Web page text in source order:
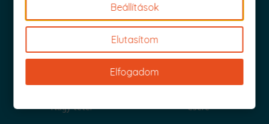
Iratkozz fel és küldjük is az 1000 Ft értékű kuponod!
Nagy tétel Csere
Beállítások
Elutasítom
Elfogadom